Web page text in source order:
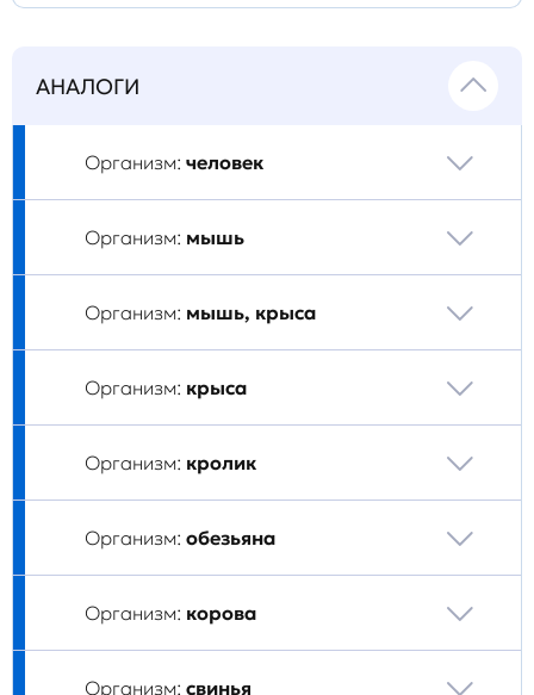
АНАЛОГИ
Организм: человек
Организм: мышь
Организм: мышь, крыса
Организм: крыса
Организм: кролик
Организм: обезьяна
Организм: корова
Организм: свинья